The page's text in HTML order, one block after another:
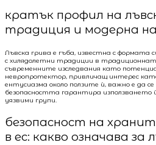
кратък профил на
традиция и модерна
Лъвска грива е гъба, известна с формата
с хилядолетни традиции в
съвременните изследвания като
невропротектор, привличащ интерес
ентусиазма около ползите ѝ, важно е да
безопасността гарантира използването
уязвими групи.
безопасност на
в ес: какво означава за